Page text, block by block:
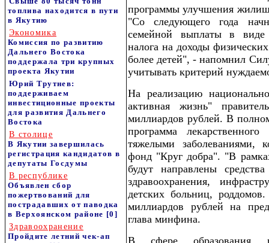
топлива находится в пути
в Якутию
Экономика
Комиссия по развитию
Дальнего Востока
поддержала три крупных
проекта Якутии
Юрий Трутнев:
поддерживаем
инвестиционные проекты
для развития Дальнего
Востока
В столице
В Якутии завершилась
регистрация кандидатов в
депутаты Госдумы
В республике
Объявлен сбор
пожертвований для
пострадавших от паводка
в Верхоянском районе [0]
Здравоохранение
Пройдите летний чек-ап
программы улучшения
"Со следующего года
семейной выплаты в виде
налога на доходы
более детей", - напомнил
учитывать критерий
На реализацию
активная жизнь"
миллиардов рублей. В
программа
тяжелыми заболеваниями,
фонд "Круг добра". "В
будут направлены
здравоохранения,
детских больниц,
миллиардов рублей на
глава минфина.
В сфере образования